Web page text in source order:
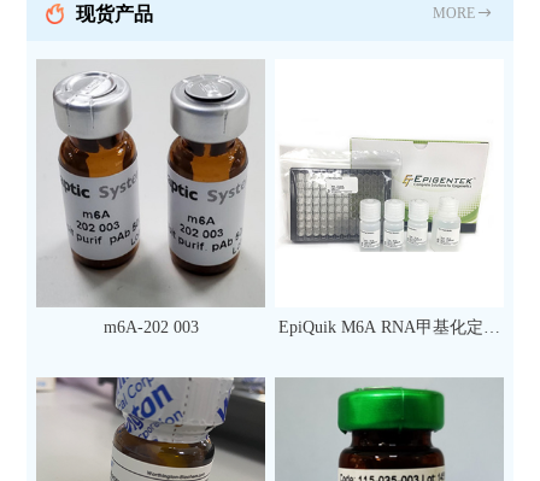
现货产品 MORE
m6A-202 003
EpiQuik M6A RNA甲基化定量
次）